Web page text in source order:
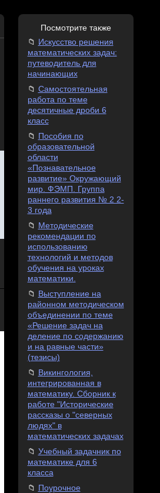
Посмотрите также
Искусство решения
математических задач:
путеводитель для
начинающих
Самостоятельная
работа по теме
десятичные дроби 6
класс
Пособия по
образовательной
области
«Познавательное
развитие» Окружающий
мир. ФЭМП. Группа
раннего развития № 2 2-
3 года
Методические
рекомендации по
использованию
технологий и методов
обучения на уроках
математики.
Выступление на
районном методическом
объединении по теме
«Решение задач на
деление по содержанию
и на равные части»
(тезисы)
Викингология,
интегрированная в
математику. Сборник к
работе "Исторические
рассказы о "северных
людях" в
математических задачах
Учебный задачник по
математике для 6
класса
Поурочное